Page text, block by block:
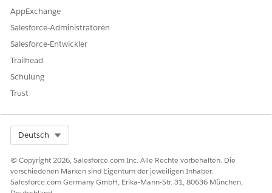
Anzeigen von Spenderinformationen auf einer
Übersichtskarte in gemeinnützigen Organisationen
Eine Übersichtskarte listet das Foto, den Namen und
wichtige Informationen zu einer Person oder einem
Partner auf. Sie können benutzerdefinierte Felder
Hinzufügen der RFM-Bewertung zum Spenderprofil in
Wenn Sie die einzelnen Bewertungen oder die aggregierte
RFM-Bewertung anzeigen möchten, fügen Sie sie der
Detailanzeige "Verwandte Datensätze" im Spenderprofil
AppExchange
Salesforce-Administratoren
Salesforce-Entwickler
Trailhead
Schulung
Trust
Deutsch
© Copyright 2026, Salesforce.com Inc. Alle Rechte vorbehalten. Die
verschiedenen Marken sind Eigentum der jeweiligen Inhaber.
Salesforce.com Germany GmbH, Erika-Mann-Str. 31, 80636 München,